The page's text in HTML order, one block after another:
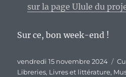
sur la page Ulule du
Sur ce, bon week-end !
Publié
le
vendredi 15 novembre 2024
Libreries, Livres et littérature,